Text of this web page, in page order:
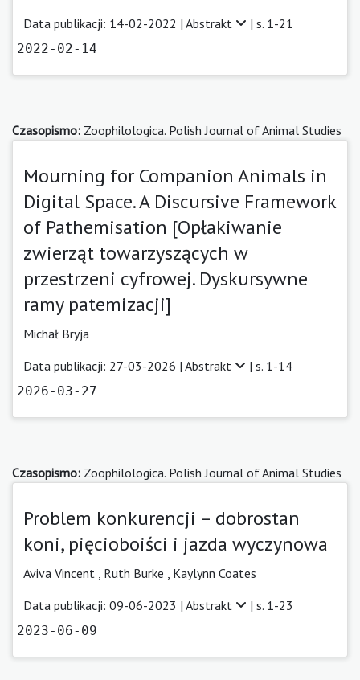
Data publikacji: 14-02-2022 | Abstrakt | s. 1-21
2022-02-14
Czasopismo: Zoophilologica. Polish Journal of Animal Studies
Mourning for Companion Animals in
Digital Space. A Discursive Framework
of Pathemisation [Opłakiwanie
zwierząt towarzyszących w
przestrzeni cyfrowej. Dyskursywne
ramy patemizacji]
Michał Bryja
Data publikacji: 27-03-2026 | Abstrakt | s. 1-14
2026-03-27
Czasopismo: Zoophilologica. Polish Journal of Animal Studies
Problem konkurencji – dobrostan
koni, pięcioboiści i jazda wyczynowa
Aviva Vincent Ruth Burke
Kaylynn Coates
Data publikacji: 09-06-2023 | Abstrakt | s. 1-23
2023-06-09